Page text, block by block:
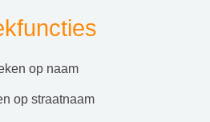
op naam
op straatnaam